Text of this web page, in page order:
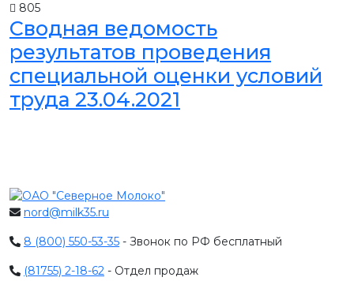
805
Сводная ведомость
результатов проведения
специальной оценки условий
труда 23.04.2021
nord@milk35.ru
8 (800) 550-53-35 - Звонок по РФ бесплатный
(81755) 2-18-62 - Отдел продаж